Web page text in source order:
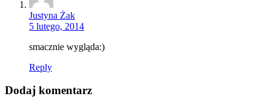
Justyna Żak
5 lutego, 2014
smacznie wygląda:)
Reply
Dodaj komentarz